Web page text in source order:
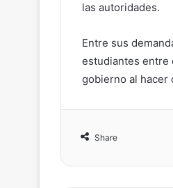
las autoridades.
Entre sus
estudiantes entre
gobierno al hacer
Share